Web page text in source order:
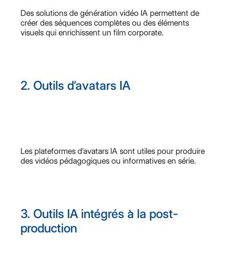
Des solutions de génération vidéo IA permettent de
créer des séquences complètes ou des éléments
visuels qui enrichissent un film corporate.
2. Outils d’avatars IA
Les plateformes d’avatars IA sont utiles pour produire
des vidéos pédagogiques ou informatives en série.
3. Outils IA intégrés à la post-
production